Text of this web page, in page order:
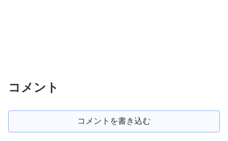
コメント
コメントを書き込む